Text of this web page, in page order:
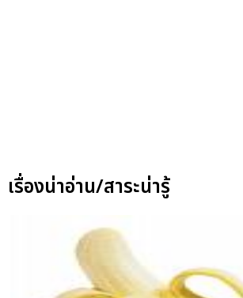
เรื่องน่าอ่าน/สาระน่ารู้